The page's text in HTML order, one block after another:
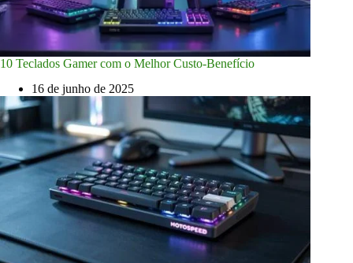
10 Teclados Gamer com o Melhor Custo-Benefício
16 de junho de 2025